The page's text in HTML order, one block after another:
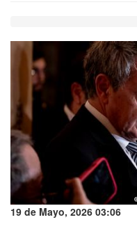
19 de Mayo, 2026 03:06